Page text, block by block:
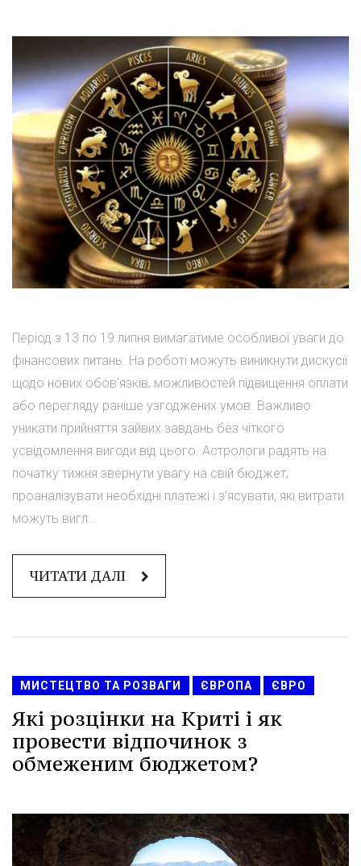
Період з 13 по 19 липня вимагатиме особливої уваги до
фінансових питань. На роботі можуть виникнути дискусії
щодо нових обов'язків, можливостей підвищення оплати
або перегляду раніше узгоджених умов. Важливо
уникати прийняття зайвих завдань без чіткого
усвідомлення вигоди від цього. Астрологи радять на
початку тижня звернути увагу на свій бюджет,
проаналізувати необхідні платежі і з'ясувати, які витрати
можуть вигл...
ЧИТАТИ ДАЛІ
МИСТЕЦТВО ТА РОЗВАГИ ЄВРОПА ЄВРО
Які розцінки на Криті і як
провести відпочинок з
обмеженим бюджетом?